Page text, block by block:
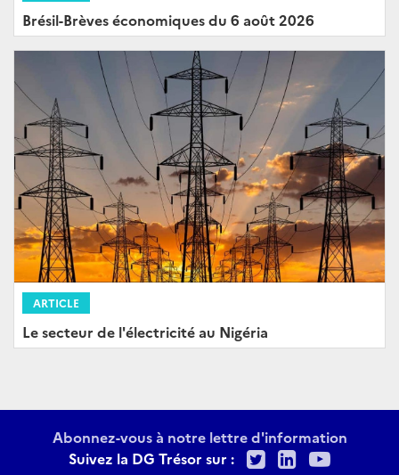
Brésil-Brèves économiques du 6 août 2026
ARTICLE
Le secteur de l'électricité au Nigéria
Abonnez-vous à notre lettre d'information
Suivez la DG Trésor sur :
TwitterLinkedIn